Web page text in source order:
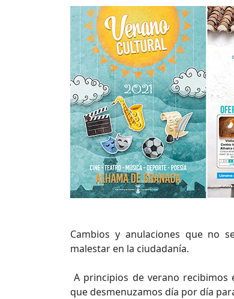
Cambios y anulaciones que no
malestar en la ciudadanía.
A principios de verano
que desmenuzamos día por día